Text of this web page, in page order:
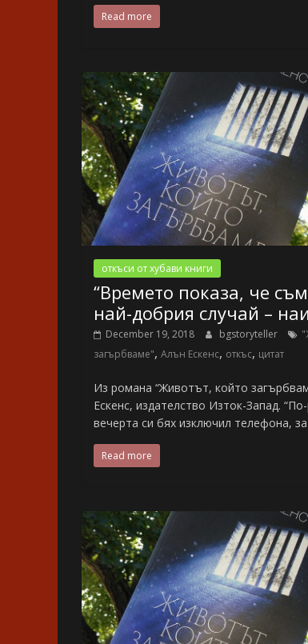
Read more
откъси от хубави книги
“Времето показа, че
най-добрия случай –
December 19, 2018 bgstoryteller
загърбваме", Алън Ескенс, откъс, цитат
Из романа “Животът, който
Ескенс, издателство Изток-Запад.
вечерта си бях изключил телефона,
Read more